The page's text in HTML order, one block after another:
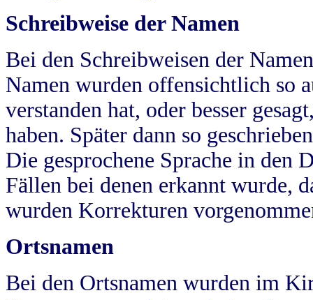
Schreibweise der Namen
Bei den Schreibweisen der
Namen wurden offensichtlich so
verstanden hat, oder besser
haben. Später dann so
Die gesprochene Sprache in
Fällen bei denen erkannt wurde,
wurden Korrekturen
Ortsnamen
Bei den Ortsnamen wurden im